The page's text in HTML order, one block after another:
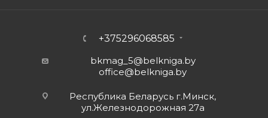
+375296068585
bkmag_5@belkniga.by
office@belkniga.by
Республика Беларусь г.Минск,
ул.Железнодорожная 27а